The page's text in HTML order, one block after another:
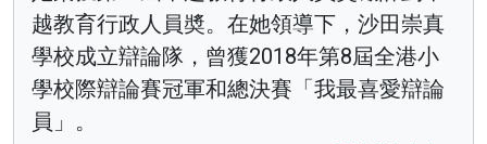
越教育行政人員奬。在她領導下，沙田崇真
學校成立辯論隊，曾獲2018年第8屆全港小
學校際辯論賽冠軍和總決賽「我最喜愛辯論
員」。